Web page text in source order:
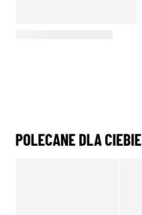
POLECANE DLA CIEBIE